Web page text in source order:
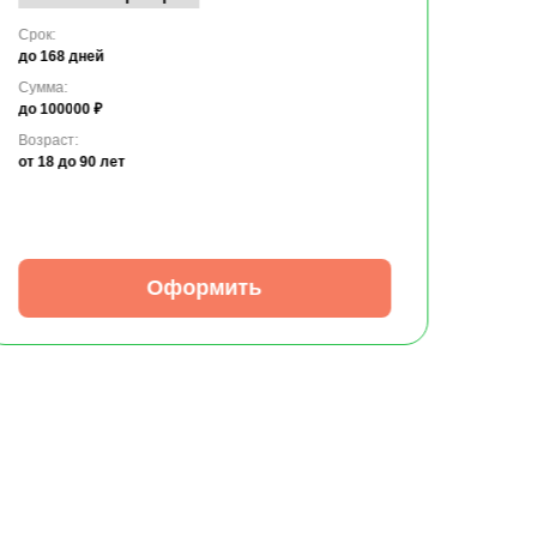
Срок:
до 168 дней
Сумма:
до 100000 ₽
Возраст:
от 18 до 90 лет
Оформить